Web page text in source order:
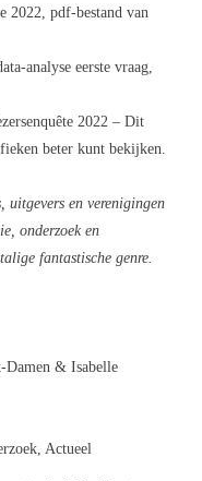
2022 , pdf-bestand van
analyse eerste vraag
2022 – Dit
beter kunt bekijken.
uitgevers en verenigingen
onderzoek en
fantastische genre.
Damen & Isabelle
Actueel